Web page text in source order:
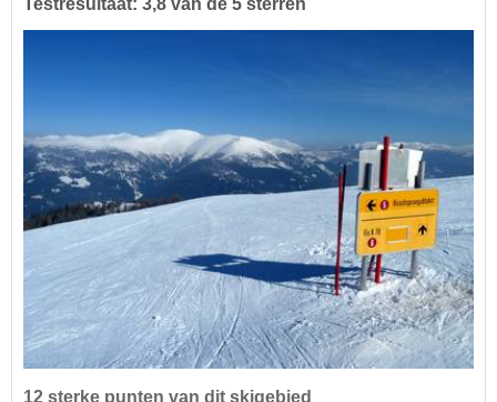
Testresultaat: 3,8 van de 5 sterren
12 sterke punten van dit skigebied